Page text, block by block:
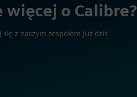
więcej o Calibre?
z naszym zespołem już dziś